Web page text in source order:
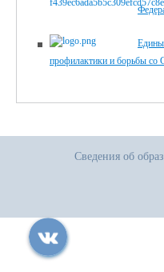
профилактики и борьбы
Сведения об